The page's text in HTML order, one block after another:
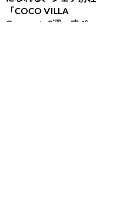
「COCO VILLA
Owners」3選。すべて